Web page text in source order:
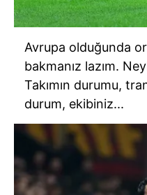
Avrupa olduğunda
bakmanız lazım.
Takımın durumu,
durum, ekibiniz...